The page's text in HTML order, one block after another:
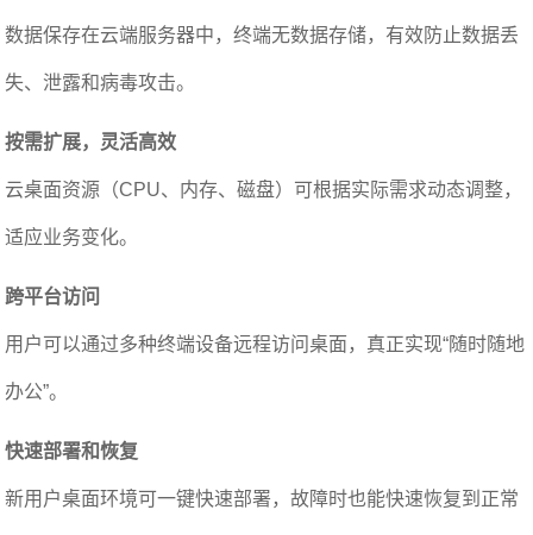
数据保存在云端服务器中，终端无数据存储，有效防止数据丢
失、泄露和病毒攻击。
按需扩展，灵活高效
云桌面资源（CPU、内存、磁盘）可根据实际需求动态调整，
适应业务变化。
跨平台访问
用户可以通过多种终端设备远程访问桌面，真正实现“随时随地
办公”。
快速部署和恢复
新用户桌面环境可一键快速部署，故障时也能快速恢复到正常